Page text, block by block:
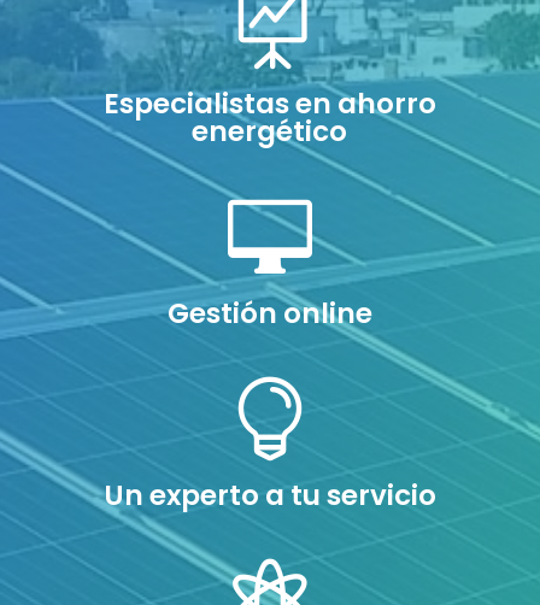

Especialistas en ahorro
energético

Gestión online

Un experto a tu servicio